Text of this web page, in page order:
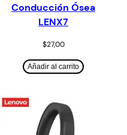
Conducción Ósea
LENX7
$27,00
Añadir al carrito